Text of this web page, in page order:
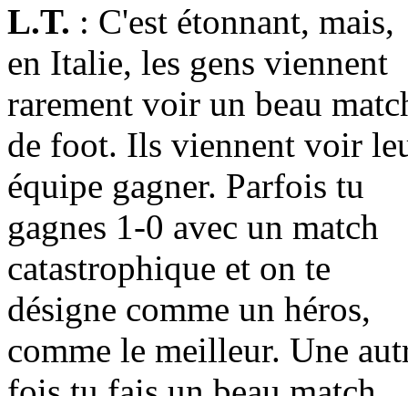
L.T. : C'est étonnant, mais,
en Italie, les gens viennent
rarement voir un beau
de foot. Ils viennent voir
équipe gagner. Parfois tu
gagnes 1-0 avec un match
catastrophique et on te
désigne comme un héros,
comme le meilleur. Une